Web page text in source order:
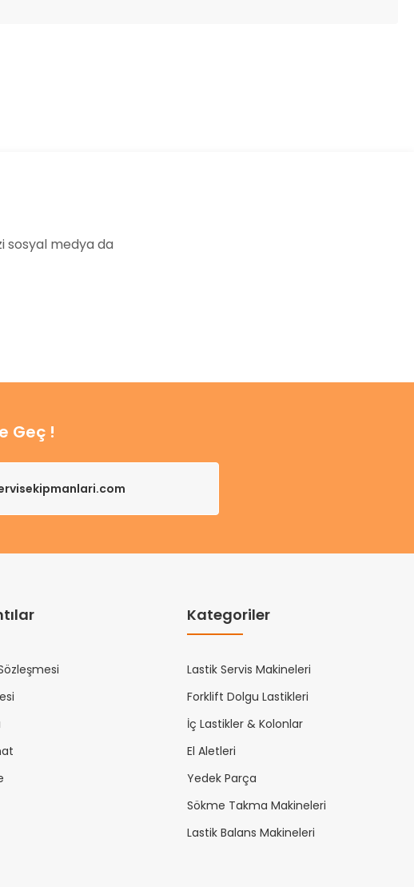
sosyal medya da
Geç !
Kategoriler
Lastik Servis Makineleri
Forklift Dolgu Lastikleri
İç Lastikler & Kolonlar
El Aletleri
Yedek Parça
Sökme Takma Makineleri
Lastik Balans Makineleri